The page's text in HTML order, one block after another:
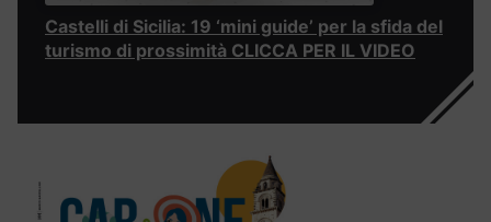
Castelli di Sicilia: 19 ‘mini guide’ per la sfida del
turismo di prossimità CLICCA PER IL VIDEO